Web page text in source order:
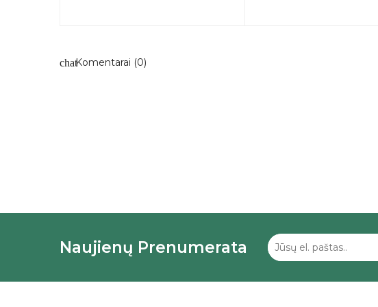
chatKomentarai (0)
Naujienų Prenumerata